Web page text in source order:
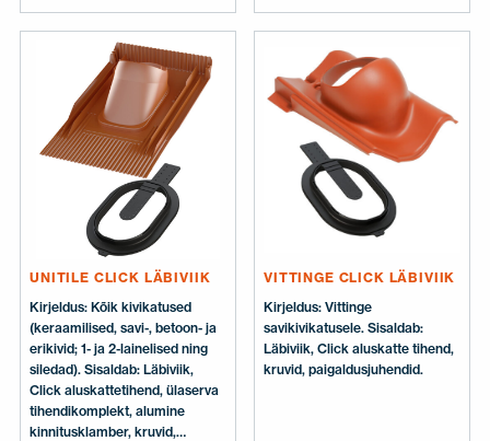
Click aluskattetihend.
Click aluskattetihend, kruvid,
paigaldusjuhendid/šabloonid
aluskattetihendi ja läbiviigu
UNITILE CLICK LÄBIVIIK
Kirjeldus: Kõik kivikatused
(keraamilised, savi-, betoon- ja
erikivid; 1- ja 2-lainelised ning
siledad). Sisaldab: Läbiviik,
Click aluskattetihend, ülaserva
tihendikomplekt, alumine
kinnitusklamber, kruvid,
VITTINGE CLICK LÄBIVIIK
Kirjeldus: Vittinge
savikivikatusele. Sisaldab:
Läbiviik, Click aluskatte tihend,
kruvid, paigaldusjuhendid.